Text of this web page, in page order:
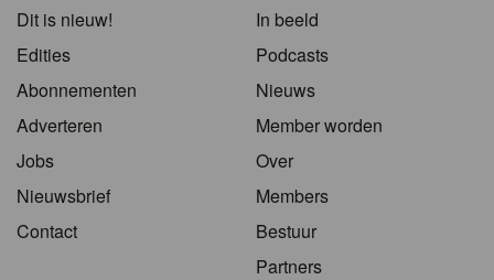
Dit is nieuw!
Edities
Abonnementen
Adverteren
Jobs
Nieuwsbrief
Contact
In beeld
Podcasts
Nieuws
Member worden
Over
Members
Bestuur
Partners